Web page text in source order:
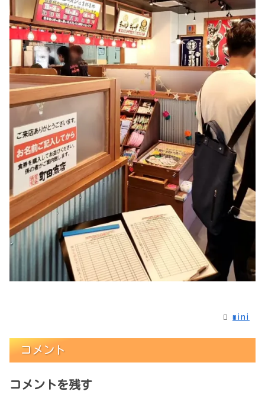
mini
コメント
コメントを残す